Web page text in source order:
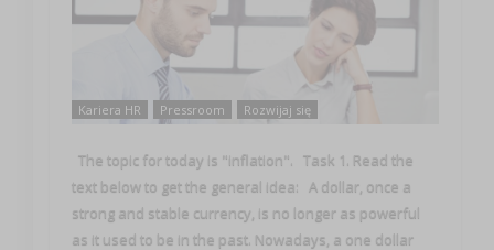
Kariera HR Pressroom Rozwijaj się
The topic for today is "inflation". Task 1. Read the
text below to get the general idea: A dollar, once a
strong and stable currency, is no longer as powerful
as it used to be in the past. Nowadays, a one dollar